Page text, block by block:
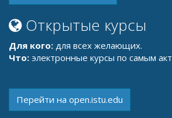
Для кого:для всех желающих.
Что:электронные курсы по самым
Мобильное